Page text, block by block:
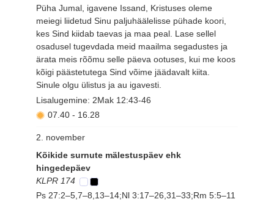
Püha Jumal, igavene Issand, Kristuses oleme
meiegi liidetud Sinu paljuhäälelisse pühade koori,
kes Sind kiidab taevas ja maa peal. Lase sellel
osadusel tugevdada meid maailma segadustes ja
ärata meis rõõmu selle päeva ootuses, kui me koos
kõigi päästetutega Sind võime jäädavalt kiita.
Sinule olgu ülistus ja au igavesti.
Lisalugemine: 2Mak 12:43-46
07.40 - 16.28
2. november
Kõikide surnute mälestuspäev ehk
hingedepäev
KLPR 174
Ps 27:2–5,7–8,13–14;Nl 3:17–26,31–33;Rm 5:5–11